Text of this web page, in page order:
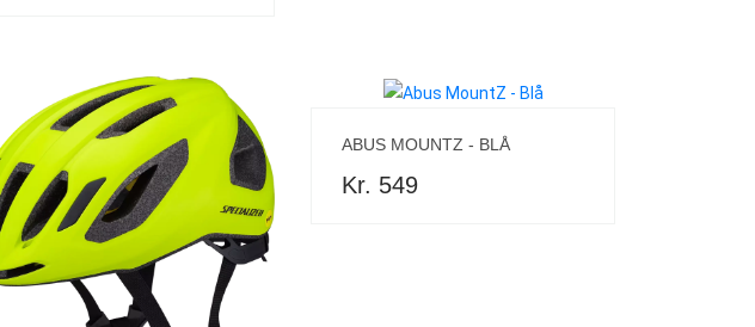
ABUS MOUNTZ - BLÅ
Kr. 549